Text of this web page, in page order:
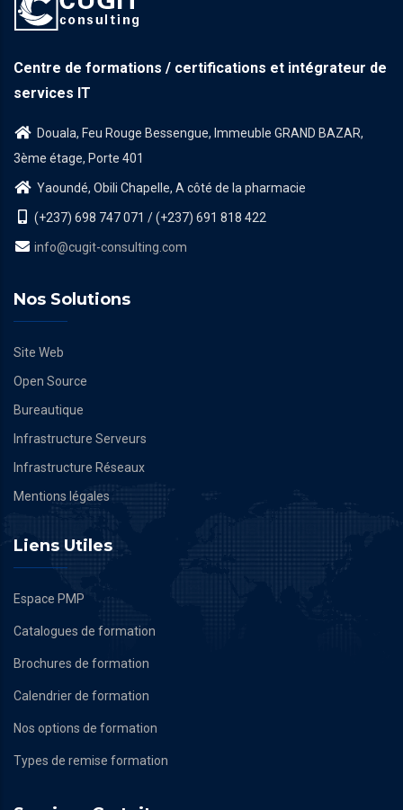
Centre de formations / certifications et intégrateur de
services IT
Douala, Feu Rouge Bessengue, Immeuble GRAND BAZAR,
3ème étage, Porte 401
Yaoundé, Obili Chapelle, A côté de la pharmacie
(+237) 698 747 071 / (+237) 691 818 422
info@cugit-consulting.com
Nos Solutions
Site Web
Open Source
Bureautique
Infrastructure Serveurs
Infrastructure Réseaux
Mentions légales
Liens Utiles
Espace PMP
Catalogues de formation
Brochures de formation
Calendrier de formation
Nos options de formation
Types de remise formation